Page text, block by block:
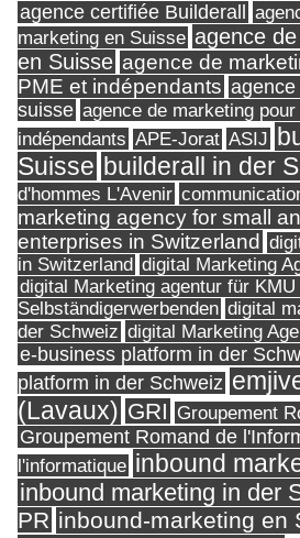
agence certifiée Builderall
marketing en Suisse agence
en Suisse agence de
PME et indépendants agence
suisse agence de marketing
indépendants APE-Jorat ASIJ
Suisse builderall in der
d'hommes L'Avenir
marketing agency for small
enterprises in Switzerland
in Switzerland digital Marketing
digital Marketing agentur für KMU
Selbständigerwerbenden digital
der Schweiz digital Marketing
e-business platform in der
platform in der Schweiz
(Lavaux) GRI Groupement
Groupement Romand de
l'informatique inbound
inbound marketing in der
PR inbound-marketing en